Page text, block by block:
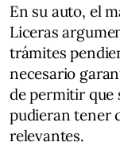
En su auto, el
Liceras
trámites
necesario
de permitir que
pudieran tener
relevantes.